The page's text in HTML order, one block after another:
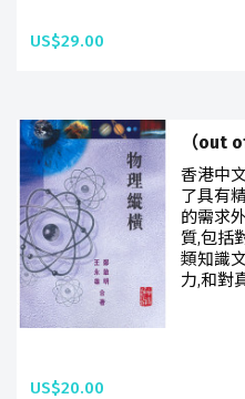
US$29.00
（out
香港中
了具有
的需求
質,包括
類知識
力,和對
US$20.00